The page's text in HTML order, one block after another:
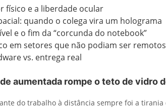
físico e a liberdade ocular
quando o colega vira um holograma
e o fim da “corcunda do notebook”
em setores que não podiam ser remotos
vs. entrega real
aumentada rompe o teto de vidro
do trabalho à distância sempre foi a tirania